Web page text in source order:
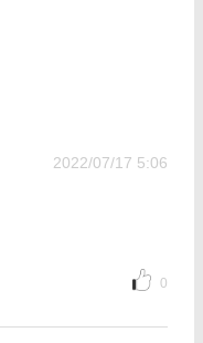
2022/07/17 5:06
0